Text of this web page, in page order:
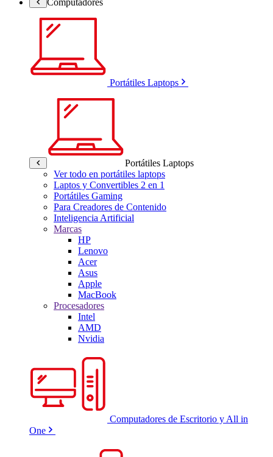
Portátiles Laptops
Portátiles Laptops
Ver todo en portátiles laptops
Laptos y Convertibles 2 en 1
Portátiles Gaming
Para Creadores de Contenido
Inteligencia Artificial
Marcas
HP
Lenovo
Acer
Asus
Apple
MacBook
Procesadores
Intel
AMD
Nvidia
Computadores de Escritorio y All in
One